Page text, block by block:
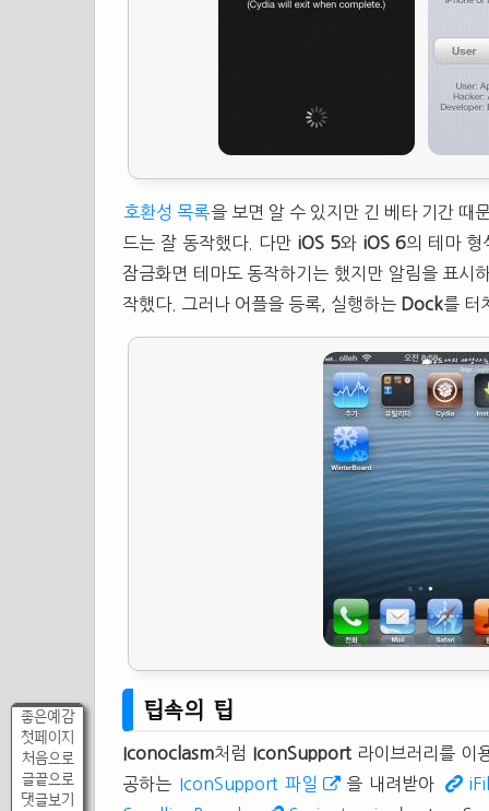
좋은예감
첫페이지
처음으로
글끝으로
댓글보기
호환성 목록을 보면 알 수 있지만 긴 베타 기간 때
드는 잘 동작했다. 다만 iOS 5와 iOS 6의 테마 형
잠금화면 테마도 동작하기는 했지만 알림을 표
작했다. 그러나 어플을 등록, 실행하는 Dock를 터
팁속의 팁
Iconoclasm처럼 IconSupport 라이브러리를 이
공하는 IconSupport 파일 을 내려받아